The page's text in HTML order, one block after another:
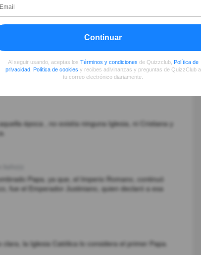
conocimiento
época , no existía ninguna Iglesia, ni Cristiana y
Papa, ya que, el Imperio Romano, continuó
fue el Emperador Justiniano, quien declaró a esa
la Iglesia Católica lo considera el primer Papa.
Continuar
Al seguir usando, aceptas los Términos y condiciones de Quizzclub, Política de
privacidad, Política de cookies y recibes adivinanzas y preguntas de QuizzClub a
tu correo electrónico diariamente.